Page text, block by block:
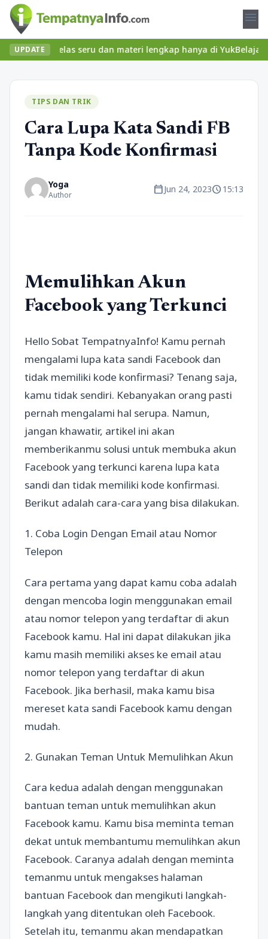
menu
UPDATE
kelas seru dan materi lengkap hanya di YukBelajar.com.
TIPS DAN TRIK
Cara Lupa Kata Sandi FB
Tanpa Kode Konfirmasi
Yoga
Author calendar_todayJun 24, 2023schedule15:13
Memulihkan Akun
Facebook yang Terkunci
Hello Sobat TempatnyaInfo! Kamu pernah
mengalami lupa kata sandi Facebook dan
tidak memiliki kode konfirmasi? Tenang saja,
kamu tidak sendiri. Kebanyakan orang pasti
pernah mengalami hal serupa. Namun,
jangan khawatir, artikel ini akan
memberikanmu solusi untuk membuka akun
Facebook yang terkunci karena lupa kata
sandi dan tidak memiliki kode konfirmasi.
Berikut adalah cara-cara yang bisa dilakukan.
1. Coba Login Dengan Email atau Nomor
Telepon
Cara pertama yang dapat kamu coba adalah
dengan mencoba login menggunakan email
atau nomor telepon yang terdaftar di akun
Facebook kamu. Hal ini dapat dilakukan jika
kamu masih memiliki akses ke email atau
nomor telepon yang terdaftar di akun
Facebook. Jika berhasil, maka kamu bisa
mereset kata sandi Facebook kamu dengan
mudah.
2. Gunakan Teman Untuk Memulihkan Akun
Cara kedua adalah dengan menggunakan
bantuan teman untuk memulihkan akun
Facebook kamu. Kamu bisa meminta teman
dekat untuk membantumu memulihkan akun
Facebook. Caranya adalah dengan meminta
temanmu untuk mengakses halaman
bantuan Facebook dan mengikuti langkah-
langkah yang ditentukan oleh Facebook.
Setelah itu, temanmu akan mendapatkan